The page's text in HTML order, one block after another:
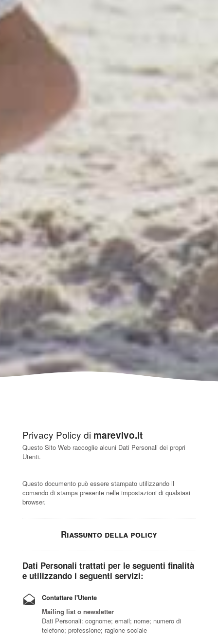
Privacy Policy di marevivo.it
Questo Sito Web raccoglie alcuni Dati Personali dei propri
Utenti.
Questo documento può essere stampato utilizzando il
comando di stampa presente nelle impostazioni di qualsiasi
browser.
Riassunto della policy
Dati Personali trattati per le seguenti finalità
e utilizzando i seguenti servizi:
Contattare l'Utente
Mailing list o newsletter
Dati Personali: cognome; email; nome; numero di
telefono; professione; ragione sociale